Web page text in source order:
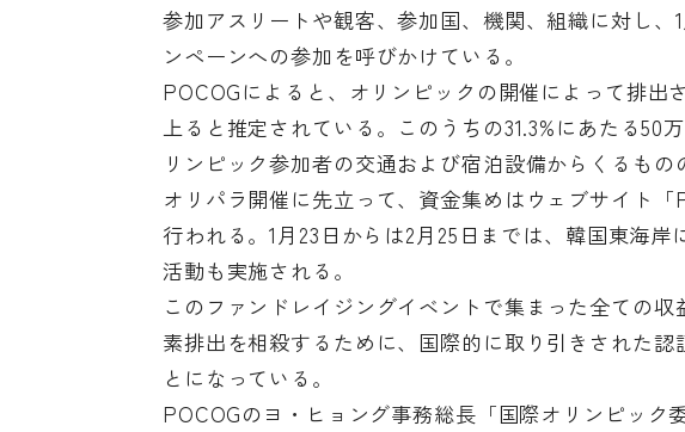
参加アスリートや観客、参加国、機関、組織に対し、
ンペーンへの参加を呼びかけている。
POCOGによると、オリンピックの開催によって排出
上ると推定されている。このうちの31.3%にあたる
リンピック参加者の交通および宿泊設備からくるもの
オリパラ開催に先立って、資金集めはウェブサイト
行われる。1月23日からは2月25日までは、韓国東海
活動も実施される。
このファンドレイジングイベントで集まった全ての
素排出を相殺するために、国際的に取り引きされた
とになっている。
POCOGのヨ・ヒョング事務総長「国際オリンピック